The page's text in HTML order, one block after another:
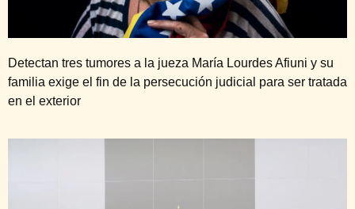
Detectan tres tumores a la jueza María Lourdes Afiuni y su
familia exige el fin de la persecución judicial para ser tratada
en el exterior